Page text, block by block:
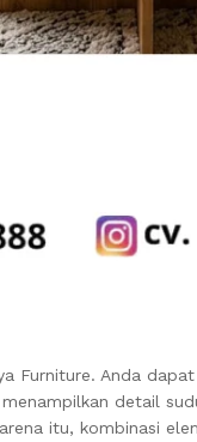
Furniture. Anda
detail
itu, kombinasi